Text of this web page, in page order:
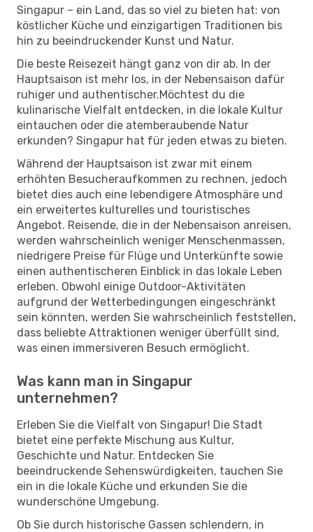
Singapur – ein Land, das so viel zu bieten hat: von
köstlicher Küche und einzigartigen Traditionen bis
hin zu beeindruckender Kunst und Natur.
Die beste Reisezeit hängt ganz von dir ab. In der
Hauptsaison ist mehr los, in der Nebensaison dafür
ruhiger und authentischer.Möchtest du die
kulinarische Vielfalt entdecken, in die lokale Kultur
eintauchen oder die atemberaubende Natur
erkunden? Singapur hat für jeden etwas zu bieten.
Während der Hauptsaison ist zwar mit einem
erhöhten Besucheraufkommen zu rechnen, jedoch
bietet dies auch eine lebendigere Atmosphäre und
ein erweitertes kulturelles und touristisches
Angebot. Reisende, die in der Nebensaison anreisen,
werden wahrscheinlich weniger Menschenmassen,
niedrigere Preise für Flüge und Unterkünfte sowie
einen authentischeren Einblick in das lokale Leben
erleben. Obwohl einige Outdoor-Aktivitäten
aufgrund der Wetterbedingungen eingeschränkt
sein könnten, werden Sie wahrscheinlich feststellen,
dass beliebte Attraktionen weniger überfüllt sind,
was einen immersiveren Besuch ermöglicht.
Was kann man in Singapur
unternehmen?
Erleben Sie die Vielfalt von Singapur! Die Stadt
bietet eine perfekte Mischung aus Kultur,
Geschichte und Natur. Entdecken Sie
beeindruckende Sehenswürdigkeiten, tauchen Sie
ein in die lokale Küche und erkunden Sie die
wunderschöne Umgebung.
Ob Sie durch historische Gassen schlendern, in